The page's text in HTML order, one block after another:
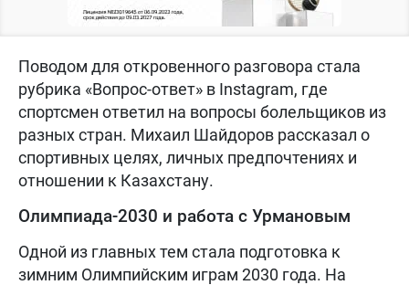
Поводом для откровенного разговора стала
рубрика «Вопрос-ответ» в Instagram, где
спортсмен ответил на вопросы болельщиков из
разных стран. Михаил Шайдоров рассказал о
спортивных целях, личных предпочтениях и
отношении к Казахстану.
Олимпиада-2030 и работа с Урмановым
Одной из главных тем стала подготовка к
зимним Олимпийским играм 2030 года. На